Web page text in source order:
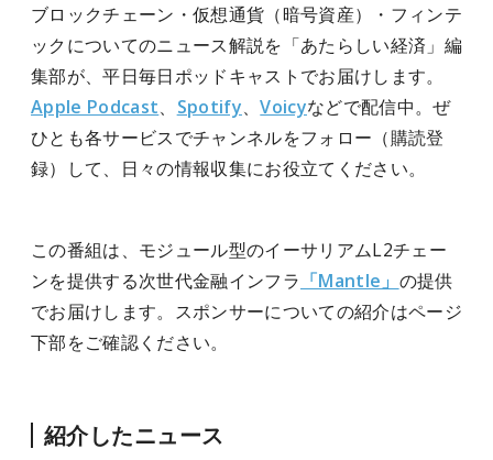
ブロックチェーン・仮想通貨（暗号資産）・フィンテ
ックについてのニュース解説を「あたらしい経済」編
集部が、平日毎日ポッドキャストでお届けします。
Apple Podcast、 Spotify、Voicyなどで配信中。ぜ
ひとも各サービスでチャンネルをフォロー（購読登
録）して、日々の情報収集にお役立てください。
この番組は、モジュール型のイーサリアムL2チェー
ンを提供する次世代金融インフラ 「Mantle」 の提供
でお届けします。スポンサーについての紹介はページ
下部をご確認ください。
紹介したニュース